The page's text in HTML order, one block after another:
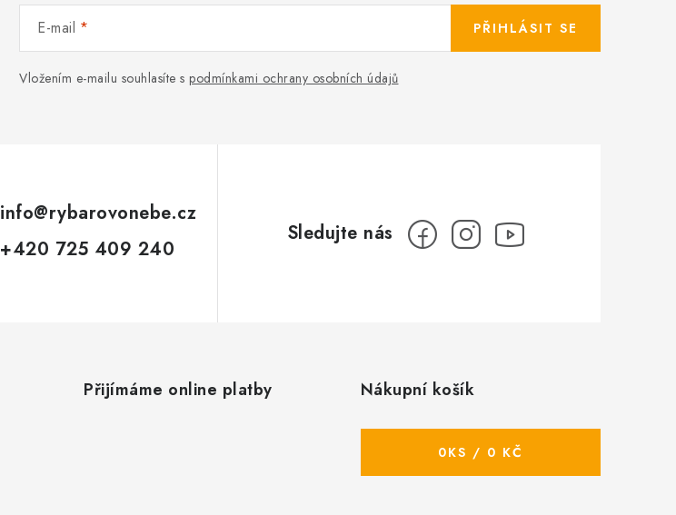
E-mail
Vložením e-mailu souhlasíte s podmínkami ochrany osobních údajů
PŘIHLÁSIT SE
info@rybarovonebe.cz
+420 725 409 240
Přijímáme online platby Nákupní košík
0KS / 0 KČ